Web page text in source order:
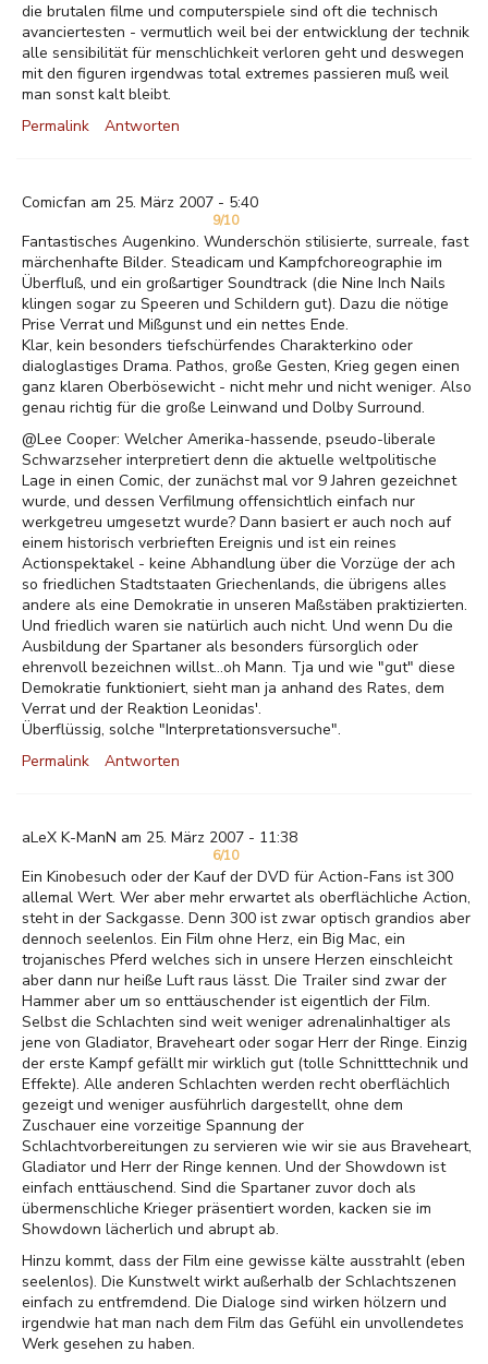
die brutalen filme und computerspiele sind oft die technisch
avanciertesten - vermutlich weil bei der entwicklung der technik
alle sensibilität für menschlichkeit verloren geht und deswegen
mit den figuren irgendwas total extremes passieren muß weil
man sonst kalt bleibt.
Permalink
Antworten
Comicfan am 25. März 2007 - 5:40
9/10
Fantastisches Augenkino. Wunderschön stilisierte, surreale, fast
märchenhafte Bilder. Steadicam und Kampfchoreographie im
Überfluß, und ein großartiger Soundtrack (die Nine Inch Nails
klingen sogar zu Speeren und Schildern gut). Dazu die nötige
Prise Verrat und Mißgunst und ein nettes Ende.
Klar, kein besonders tiefschürfendes Charakterkino oder
dialoglastiges Drama. Pathos, große Gesten, Krieg gegen einen
ganz klaren Oberbösewicht - nicht mehr und nicht weniger. Also
genau richtig für die große Leinwand und Dolby Surround.
@Lee Cooper: Welcher Amerika-hassende, pseudo-liberale
Schwarzseher interpretiert denn die aktuelle weltpolitische
Lage in einen Comic, der zunächst mal vor 9 Jahren gezeichnet
wurde, und dessen Verfilmung offensichtlich einfach nur
werkgetreu umgesetzt wurde? Dann basiert er auch noch auf
einem historisch verbrieften Ereignis und ist ein reines
Actionspektakel - keine Abhandlung über die Vorzüge der ach
so friedlichen Stadtstaaten Griechenlands, die übrigens alles
andere als eine Demokratie in unseren Maßstäben praktizierten.
Und friedlich waren sie natürlich auch nicht. Und wenn Du die
Ausbildung der Spartaner als besonders fürsorglich oder
ehrenvoll bezeichnen willst...oh Mann. Tja und wie "gut" diese
Demokratie funktioniert, sieht man ja anhand des Rates, dem
Verrat und der Reaktion Leonidas'.
Überflüssig, solche "Interpretationsversuche".
Permalink
Antworten
aLeX K-ManN am 25. März 2007 - 11:38
6/10
Ein Kinobesuch oder der Kauf der DVD für Action-Fans ist 300
allemal Wert. Wer aber mehr erwartet als oberflächliche Action,
steht in der Sackgasse. Denn 300 ist zwar optisch grandios aber
dennoch seelenlos. Ein Film ohne Herz, ein Big Mac, ein
trojanisches Pferd welches sich in unsere Herzen einschleicht
aber dann nur heiße Luft raus lässt. Die Trailer sind zwar der
Hammer aber um so enttäuschender ist eigentlich der Film.
Selbst die Schlachten sind weit weniger adrenalinhaltiger als
jene von Gladiator, Braveheart oder sogar Herr der Ringe. Einzig
der erste Kampf gefällt mir wirklich gut (tolle Schnitttechnik und
Effekte). Alle anderen Schlachten werden recht oberflächlich
gezeigt und weniger ausführlich dargestellt, ohne dem
Zuschauer eine vorzeitige Spannung der
Schlachtvorbereitungen zu servieren wie wir sie aus Braveheart,
Gladiator und Herr der Ringe kennen. Und der Showdown ist
einfach enttäuschend. Sind die Spartaner zuvor doch als
übermenschliche Krieger präsentiert worden, kacken sie im
Showdown lächerlich und abrupt ab.
Hinzu kommt, dass der Film eine gewisse kälte ausstrahlt (eben
seelenlos). Die Kunstwelt wirkt außerhalb der Schlachtszenen
einfach zu entfremdend. Die Dialoge sind wirken hölzern und
irgendwie hat man nach dem Film das Gefühl ein unvollendetes
Werk gesehen zu haben.